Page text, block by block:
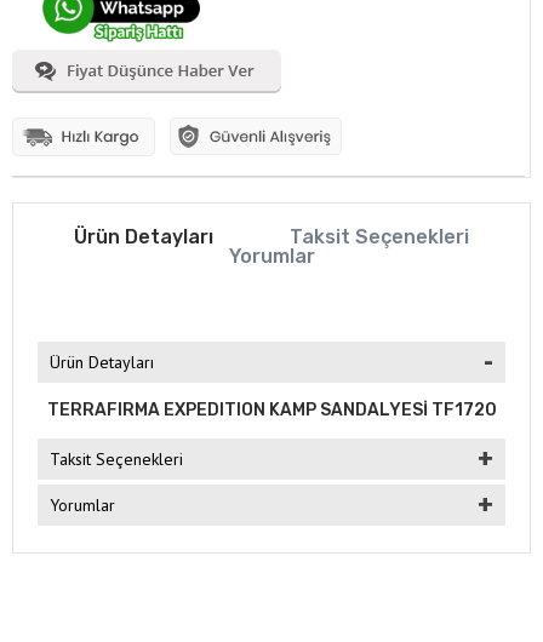
Ürün Detayları
Taksit Seçenekleri
Yorumlar
Ürün Detayları
TERRAFIRMA EXPEDITION KAMP SANDALYESİ TF1720
Taksit Seçenekleri
Yorumlar